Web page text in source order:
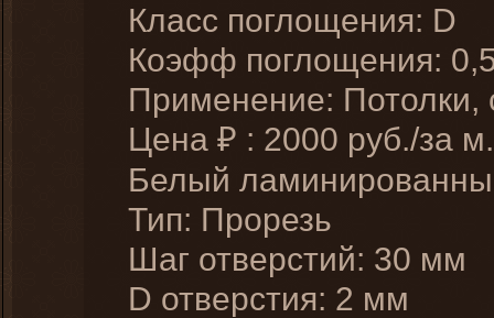
Класс поглощения: D
Коэфф поглощения:
Применение: Потолки,
Цена ₽ : 2000 руб./за
Белый
Тип: Прорезь
Шаг отверстий: 30 мм
D отверстия: 2 мм